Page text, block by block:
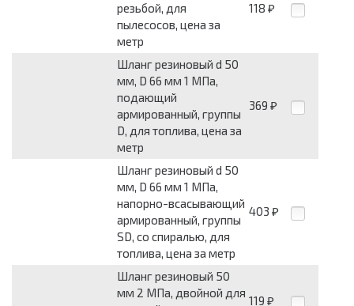
резьбой, для
пылесосов, цена за
метр
118 ₽
Шланг резиновый d 50
мм, D 66 мм 1 МПа,
подающий
армированный, группы
D, для топлива, цена за
метр
369 ₽
Шланг резиновый d 50
мм, D 66 мм 1 МПа,
напорно-всасывающий
армированный, группы
SD, со спиралью, для
топлива, цена за метр
403 ₽
Шланг резиновый 50
мм 2 МПа, двойной для
119 ₽